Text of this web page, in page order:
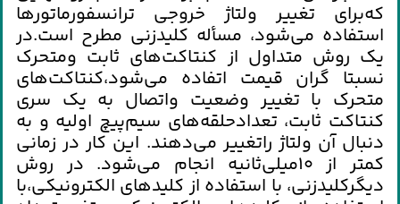
كه‌براي‌ تغيير ولتاژ خروجي‌ ترانسفورماتورها
استفاده‌ مي‌شود، مسأله‌ كليدزني‌ مطرح‌ است‌.در
يك‌ روش‌ متداول‌ از كنتاكت‌هاي‌ ثابت‌ ومتحرك‌
نسبتا گران‌ قيمت‌ اتفاده‌ مي‌شود،كنتاكت‌هاي‌
متحرك‌ با تغيير وضعيت‌ واتصال‌ به‌ يك‌ سري‌
كنتاكت‌ ثابت‌، تعدادحلقه‌هاي‌ سيم‌پيچ‌ اوليه‌ و به‌
دنبال‌ آن‌ ولتاژ راتغيير مي‌دهند. اين‌ كار در زماني‌
كمتر از 10ميلي‌ثانيه‌ انجام‌ مي‌شود. در روش‌
ديگركليدزني‌، با استفاده‌ از كليدهاي‌ الكترونيكي‌،با